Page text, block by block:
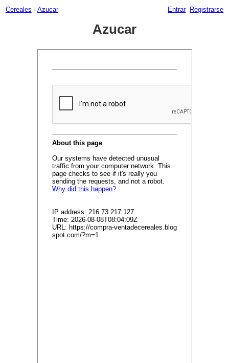
Cereales › Azucar Entrar Registrarse
Azucar